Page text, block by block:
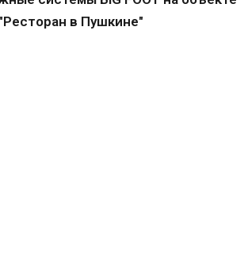
"Ресторан в Пушкине"